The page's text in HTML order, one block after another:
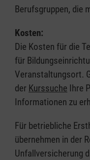
Berufsgruppen, die
Kosten:
Die Kosten für die
für
Veranstaltungsort.
der Kurssuche Ihre
Informationen zu
Für betriebliche
übernehmen in der
Unfallversicherung